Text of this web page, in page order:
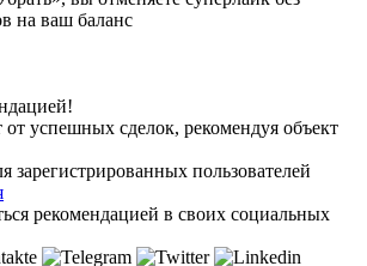
на ваш баланс
успешных сделок, рекомендуя объект
зарегистрированных пользователей
рекомендацией в своих социальных